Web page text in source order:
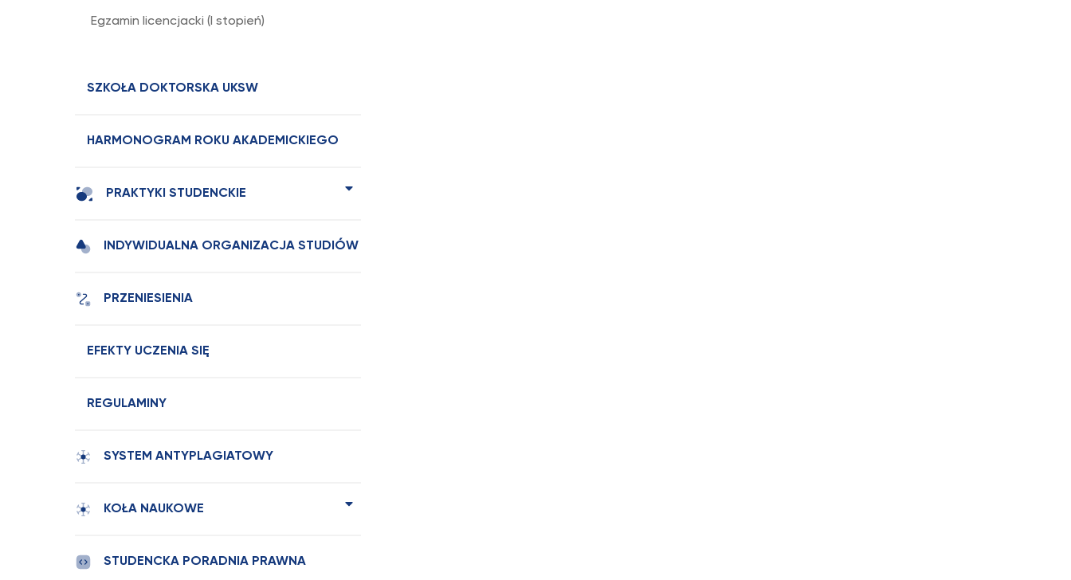
Egzamin licencjacki (I stopień)
SZKOŁA DOKTORSKA UKSW
HARMONOGRAM ROKU AKADEMICKIEGO
PRAKTYKI STUDENCKIE
INDYWIDUALNA ORGANIZACJA STUDIÓW
PRZENIESIENIA
EFEKTY UCZENIA SIĘ
REGULAMINY
SYSTEM ANTYPLAGIATOWY
KOŁA NAUKOWE
STUDENCKA PORADNIA PRAWNA